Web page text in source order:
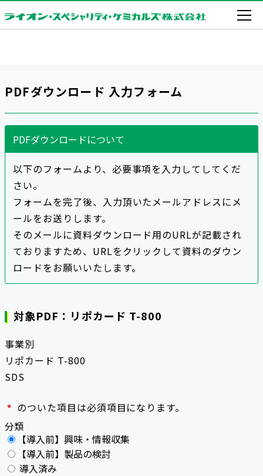
PDFダウンロード 入力フォーム
PDFダウンロードについて
以下のフォームより、必要事項を入力してしてくだ
さい。
フォームを完了後、入力頂いたメールアドレスにメ
ールをお送りします。
そのメールに資料ダウンロード用のURLが記載され
ておりますため、URLをクリックして資料のダウン
ロードをお願いいたします。
対象PDF：リポカード T-800
事業別
リポカード T-800
SDS
* のついた項目は必須項目になります。
分類
【導入前】興味・情報収集
【導入前】製品の検討
導入済み